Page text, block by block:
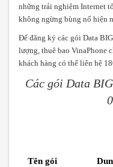
những trải nghiệm Internet
không ngừng bùng nổ hiện
Để đăng ký các gói Data
lượng, thuê bao VinaPhone
khách hàng có thể liên hệ
Các gói Data
0
Tên gói